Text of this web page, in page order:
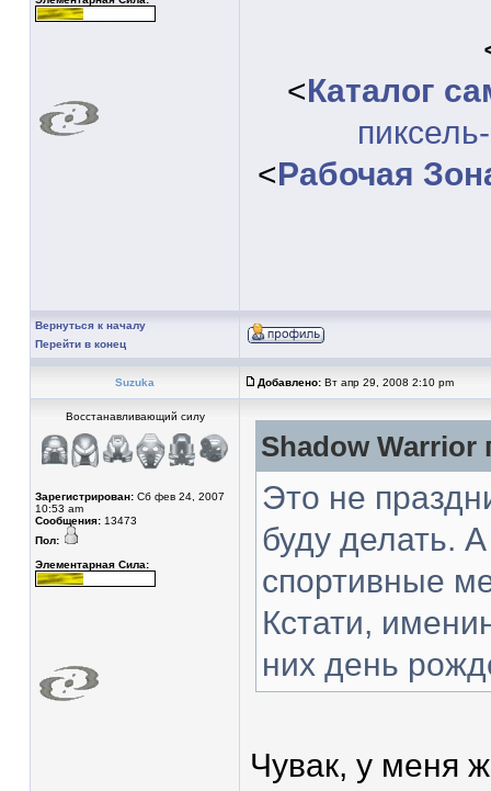
<Каталог
<Рабочая
Вернуться к началу
Перейти в конец
Suzuka Добавлено: Вт апр 29, 2008 2:10 pm
Восстанавливающий силу
Зарегистрирован: Сб фев 24, 2007
10:53 am
Сообщения: 13473
Пол:
Элементарная Сила:
Shadow Warrior
Это не
буду делать.
спортивные
Кстати,
них день
Чувак, у меня